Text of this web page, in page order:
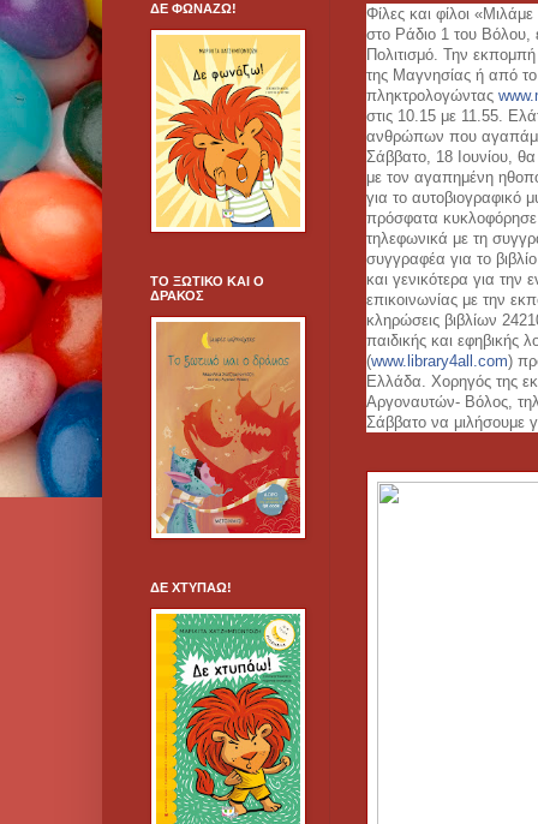
Φίλες και φίλοι
στο Ράδιο 1 του Βόλου,
Πολιτισμό. Την
της Μαγνησίας ή από το
πληκτρολογώντας
στις 10.15 με 11.55.
ανθρώπων που αγαπάμε
Σάββατο, 18 Ιουνίου,
με τον αγαπημένη
για το αυτοβιογραφικό
πρόσφατα κυκλοφόρησε
τηλεφωνικά με τη
συγγραφέα για το
και γενικότερα για
επικοινωνίας με την
κληρώσεις βιβλίων
παιδικής και εφηβικής
(www.library4all.com)
Ελλάδα. Χορηγός της
Αργοναυτών- Βόλος,
Σάββατο να μιλήσουμε
ΔΕ ΦΩΝΑΖΩ!
ΤΟ ΞΩΤΙΚΟ ΚΑΙ Ο
ΔΡΑΚΟΣ
ΔΕ ΧΤΥΠΑΩ!